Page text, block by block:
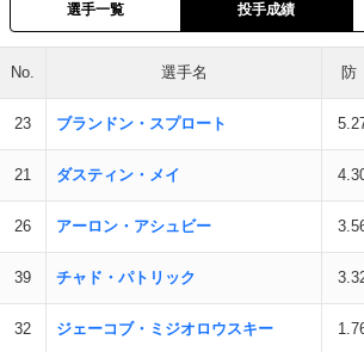
選手一覧 投手成績
No. 選手名 防
23 ブランドン・スプロート
21 ダスティン・メイ
26 アーロン・アシュビー
39 チャド・パトリック
32 ジェーコブ・ミジオロウスキー